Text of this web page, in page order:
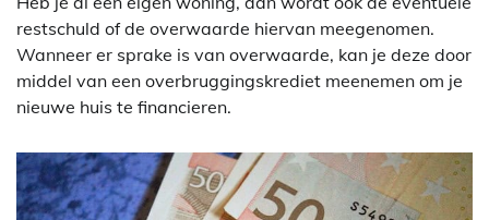
restschuld of de overwaarde hiervan meegenomen.
Wanneer er sprake is van overwaarde, kan je deze door
middel van een overbruggingskrediet meenemen om je
nieuwe huis te financieren.